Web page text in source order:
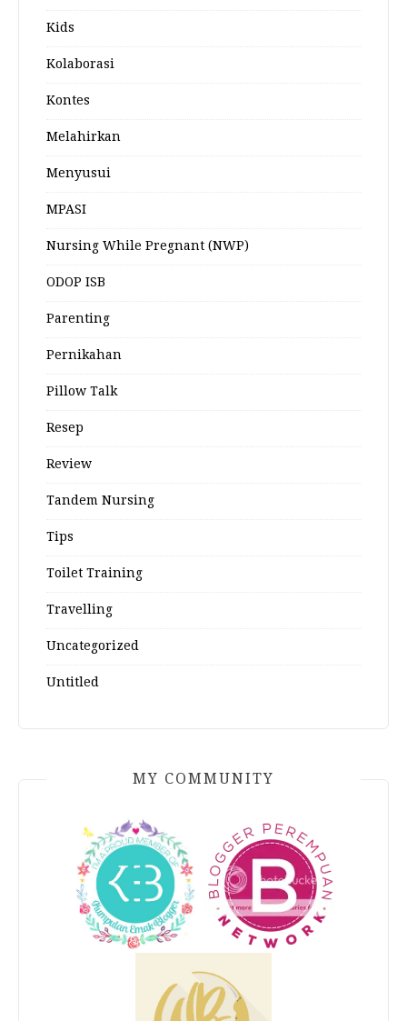
Kids
Kolaborasi
Kontes
Melahirkan
Menyusui
MPASI
Nursing While Pregnant (NWP)
ODOP ISB
Parenting
Pernikahan
Pillow Talk
Resep
Review
Tandem Nursing
Tips
Toilet Training
Travelling
Uncategorized
Untitled
MY COMMUNITY